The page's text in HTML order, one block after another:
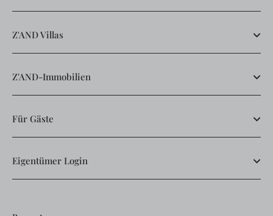
Z'AND Villas
Z'AND-Immobilien
Für Gäste
Eigentümer Login